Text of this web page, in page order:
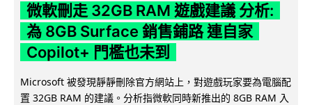
微軟刪走 32GB RAM 遊戲建議 分析:
為 8GB Surface 銷售鋪路 連自家
Copilot+ 門檻也未到
Microsoft 被發現靜靜刪除官方網站上，對遊戲玩家要為電腦配
置 32GB RAM 的建議。分析指微軟同時新推出的 8GB RAM 入